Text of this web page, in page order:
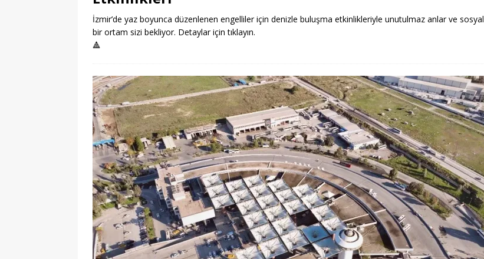
İzmir’de yaz boyunca düzenlenen engelliler için denizle buluşma etkinlikleriyle unutulmaz anlar ve sosyal
bir ortam sizi bekliyor. Detaylar için tıklayın.
🔺